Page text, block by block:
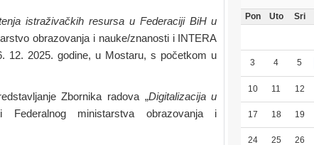
istraživačkih resursa u Federaciji BiH u
obrazovanja i nauke/znanosti i INTERA
12. 2025. godine, u Mostaru, s početkom u
Zbornika radova „Digitalizacija u
ministarstva obrazovanja i
Pon Uto Sri
3 4 5
10 11 12
17 18 19
24 25 26